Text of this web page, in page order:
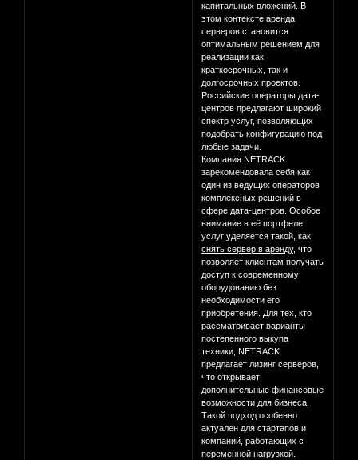
капитальных вложений. В
этом контексте аренда
серверов становится
оптимальным решением для
реализации как
краткосрочных, так и
долгосрочных проектов.
Российские операторы дата-
центров предлагают широкий
спектр услуг, позволяющих
подобрать конфигурацию под
любые задачи.
Компания NETRACK
зарекомендовала себя как
один из ведущих операторов
комплексных решений в
сфере дата-центров. Особое
внимание в её портфеле
услуг уделяется такой, как
снять сервер в аренду, что
позволяет клиентам получать
доступ к современному
оборудованию без
необходимости его
приобретения. Для тех, кто
рассматривает варианты
постепенного выкупа
техники, NETRACK
предлагает лизинг серверов,
что открывает
дополнительные финансовые
возможности для бизнеса.
Такой подход особенно
актуален для стартапов и
компаний, работающих с
переменной нагрузкой.